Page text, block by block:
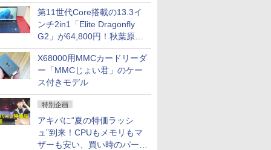
第11世代Core搭載の13.3イ
ンチ2in1「Elite Dragonfly
G2」が64,800円！秋葉原で
中古PCセール
X68000用MMCカードリーダ
ー「MMCじょい君」のケー
ス付きモデル
特別企画
アキバに“夏の特価ラッシ
ュ”到来！CPUもメモリもマ
ザーも安い、買い時のパーツ